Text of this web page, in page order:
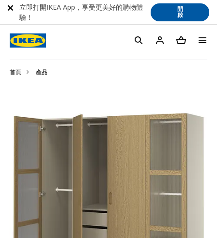
首頁 產品
立即打開IKEA App，享受更美好的購物體
驗！
開
啟